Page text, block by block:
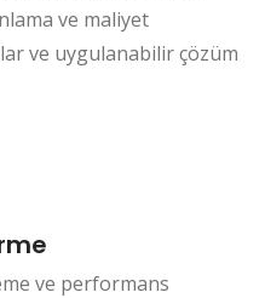
ve maliyet
ve uygulanabilir çözüm
ve performans